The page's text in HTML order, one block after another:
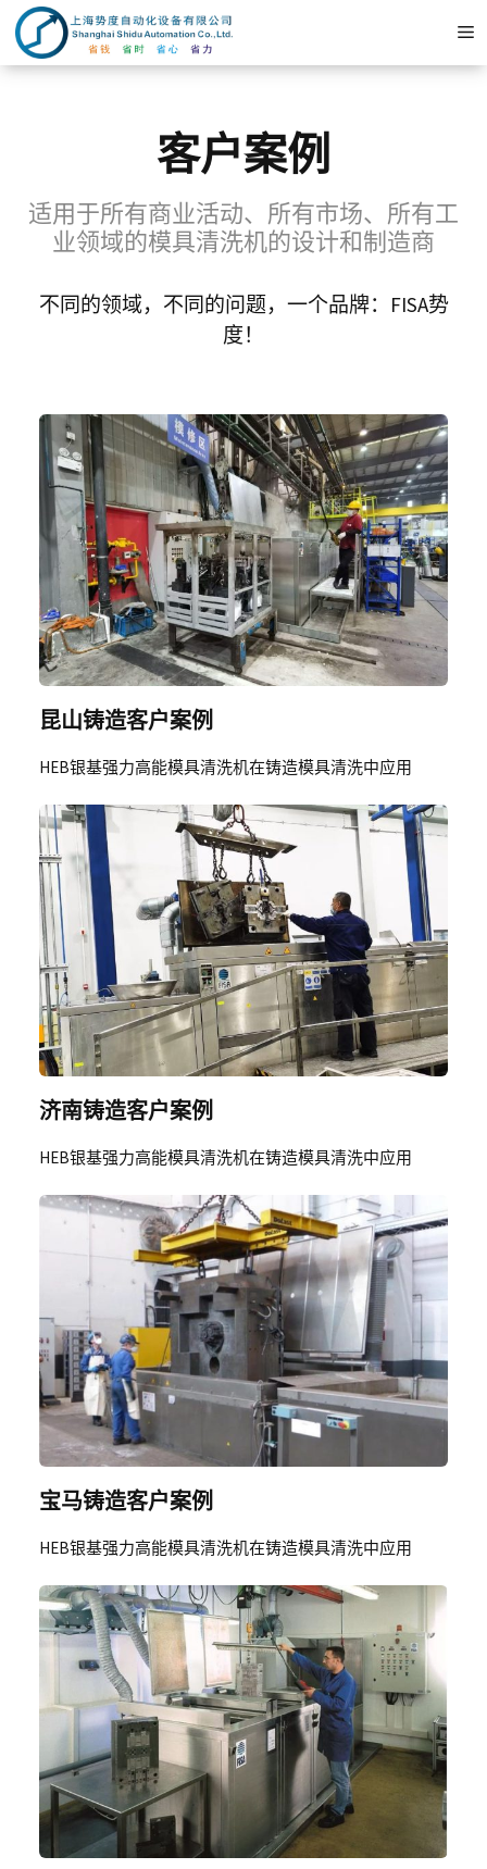
跳
至
内
客户案例
适用于所有商业活动、所有市场、所有工
业领域的模具清洗机的设计和制造商
不同的领域，不同的问题，一个品牌：FISA势
度！
昆山铸造客户案例
HEB银基强力高能模具清洗机在铸造模具清洗中应用
济南铸造客户案例
HEB银基强力高能模具清洗机在铸造模具清洗中应用
宝马铸造客户案例
HEB银基强力高能模具清洗机在铸造模具清洗中应用